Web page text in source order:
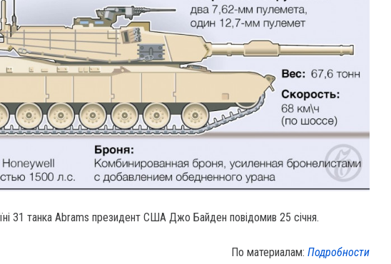
31 танка Abrams президент США Джо Байден повідомив 25 січня.
По материалам:Подробности